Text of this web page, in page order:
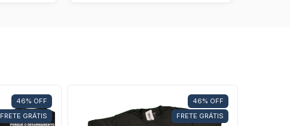
46% OFF
FRETE GRÁTIS
46% OFF
FRETE GRÁTIS